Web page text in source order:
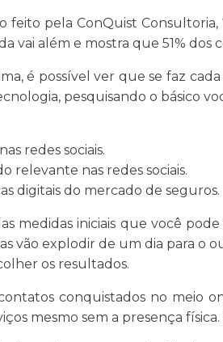
pela ConQuist
vai além e mostra que 51%
é possível ver que se faz
pesquisando o básico
redes sociais.
relevante nas redes sociais.
digitais do mercado de seguros.
medidas iniciais que você
vão explodir de um dia para
os resultados.
conquistados no meio
mesmo sem a presença